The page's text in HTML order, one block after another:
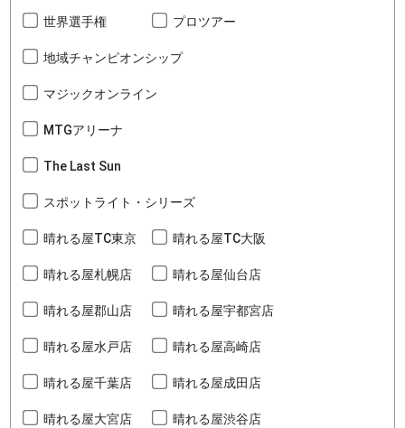
世界選手権 プロツアー
地域チャンピオンシップ
マジックオンライン
MTGアリーナ
The Last Sun
スポットライト・シリーズ
晴れる屋TC東京 晴れる屋TC大阪
晴れる屋札幌店 晴れる屋仙台店
晴れる屋郡山店 晴れる屋宇都宮店
晴れる屋水戸店 晴れる屋高崎店
晴れる屋千葉店 晴れる屋成田店
晴れる屋大宮店 晴れる屋渋谷店